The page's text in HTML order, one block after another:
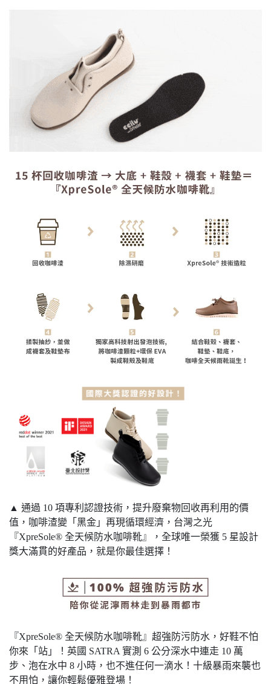
▲ 通過 10 項專利認證技術，提升廢棄物回收再利用的價
值，咖啡渣變「黑金」再現循環經濟，台灣之光
『XpreSole® 全天候防水咖啡靴』，全球唯一榮獲 5 星設計
獎大滿貫的好產品，就是你最佳選擇！
『XpreSole® 全天候防水咖啡靴』超強防污防水，好鞋不怕
你來「站」！英國 SATRA 實測 6 公分深水中連走 10 萬
步、泡在水中 8 小時，也不進任何一滴水！十級暴雨來襲也
不用怕，讓你輕鬆優雅登場！